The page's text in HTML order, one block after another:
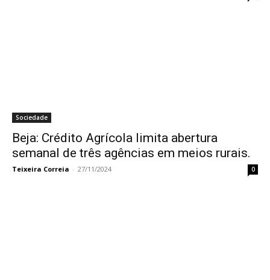
Sociedade
Beja: Crédito Agrícola limita abertura
semanal de três agências em meios rurais.
Teixeira Correia - 27/11/2024 0